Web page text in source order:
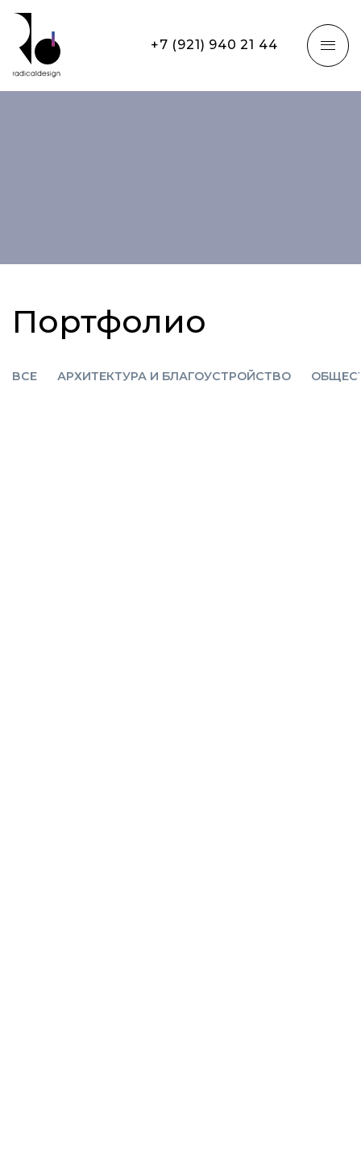
+7 (921) 940 21 44
Портфолио
ВСЕ АРХИТЕКТУРА И БЛАГОУСТРОЙСТВО